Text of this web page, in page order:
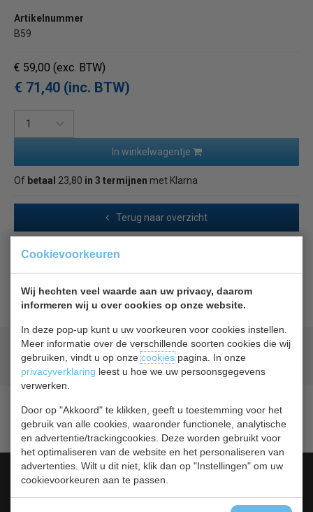
Cookievoorkeuren
Wij hechten veel waarde aan uw privacy, daarom
informeren wij u over cookies op onze website.
In deze pop-up kunt u uw voorkeuren voor cookies instellen.
Meer informatie over de verschillende soorten cookies die wij
gebruiken, vindt u op onzecookiespagina. In onze
privacyverklaring leest u hoe we uw persoonsgegevens
verwerken.
Door op "Akkoord" te klikken, geeft u toestemming voor het
gebruik van alle cookies, waaronder functionele, analytische
en advertentie/trackingcookies. Deze worden gebruikt voor
het optimaliseren van de website en het personaliseren van
advertenties. Wilt u dit niet, klik dan op "Instellingen" om uw
cookievoorkeuren aan te passen.
Artikelnummer
B59
€ 59,00 (exc. BTW)
€ 71,40 (inc. BTW)
In winkelwagentje
Of betaal 23,80 in 3 termijnen met Klarna
Terug naar overzicht
Beschrijving Specificaties
Verzendkosten Belgie
Geld terugprijsgarantie
Lage prijzen hoge service
Categorieën
Koelen &